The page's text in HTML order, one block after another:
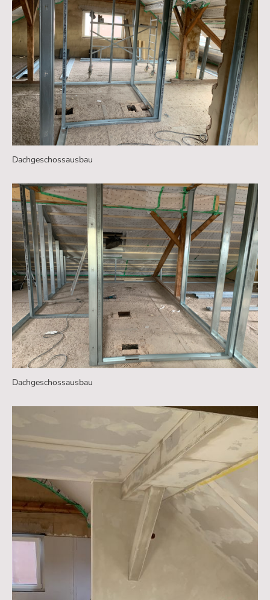
Dachgeschossausbau
Dachgeschossausbau